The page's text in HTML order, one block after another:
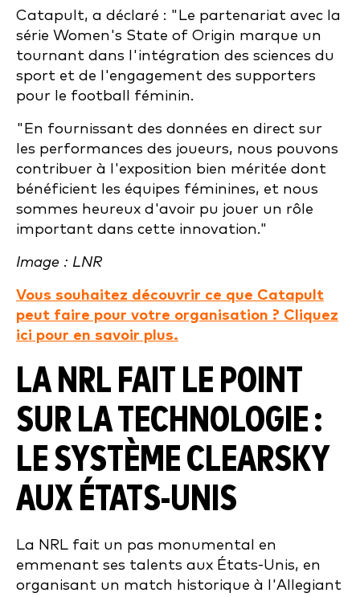
Catapult, a déclaré : "Le partenariat avec la
série Women's State of Origin marque un
tournant dans l'intégration des sciences du
sport et de l'engagement des supporters
pour le football féminin.
"En fournissant des données en direct sur
les performances des joueurs, nous pouvons
contribuer à l'exposition bien méritée dont
bénéficient les équipes féminines, et nous
sommes heureux d'avoir pu jouer un rôle
important dans cette innovation."
Image : LNR
Vous souhaitez découvrir ce que Catapult
peut faire pour votre organisation ? Cliquez
ici pour en savoir plus.
LA NRL FAIT LE POINT
SUR LA TECHNOLOGIE :
LE SYSTÈME CLEARSKY
AUX ÉTATS-UNIS
La NRL fait un pas monumental en
emmenant ses talents aux États-Unis, en
organisant un match historique à l'Allegiant